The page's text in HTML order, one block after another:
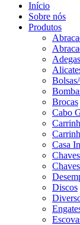
Início
Sobre nós
Produtos
Adegas
Brocas
Cabo
Casa
Discos